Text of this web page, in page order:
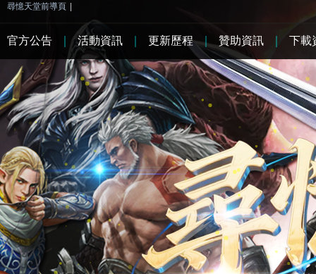
尋憶天堂前導頁